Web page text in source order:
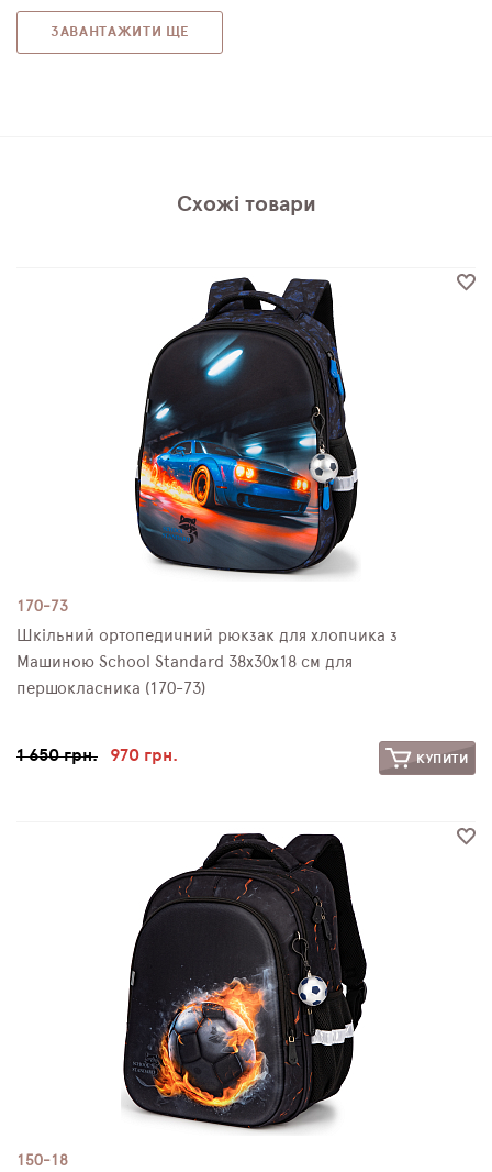
ЗАВАНТАЖИТИ ЩЕ
Схожі товари
170-73
Шкільний ортопедичний рюкзак для хлопчика з
Машиною School Standard 38х30х18 см для
першокласника (170-73)
1 650 грн. 970 грн. КУПИТИ
150-18